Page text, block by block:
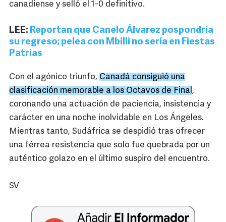
canadiense y selló el 1-0 definitivo.
LEE: Reportan que Canelo Álvarez pospondría
su regreso; pelea con Mbilli no sería en Fiestas
Patrias
Con el agónico triunfo, Canadá consiguió una
clasificación memorable a los Octavos de Final,
coronando una actuación de paciencia, insistencia y
carácter en una noche inolvidable en Los Ángeles.
Mientras tanto, Sudáfrica se despidió tras ofrecer
una férrea resistencia que solo fue quebrada por un
auténtico golazo en el último suspiro del encuentro.
SV